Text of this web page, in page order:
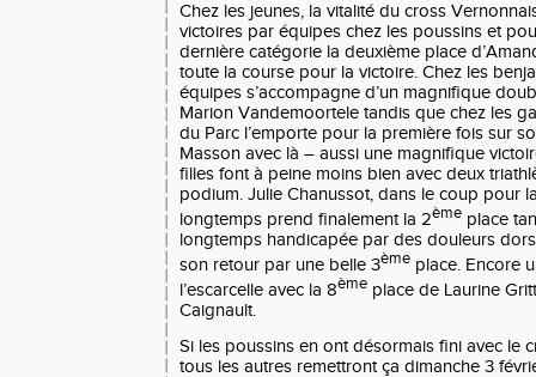
Chez les jeunes, la vitalité du cross
victoires par équipes chez les poussins et
dernière catégorie la deuxième place
toute la course pour la victoire. Chez les
équipes s’accompagne d’un magnifique
Marion Vandemoortele tandis que chez les
du Parc l’emporte pour la première fois sur
Masson avec là – aussi une magnifique
filles font à peine moins bien avec deux
podium. Julie Chanussot, dans le coup pour
longtemps prend finalement la 2ème place
longtemps handicapée par des douleurs
son retour par une belle 3ème place. Encore
l’escarcelle avec la 8ème place de Laurine
Caignault.
Si les poussins en ont désormais fini avec le
tous les autres remettront ça dimanche 3